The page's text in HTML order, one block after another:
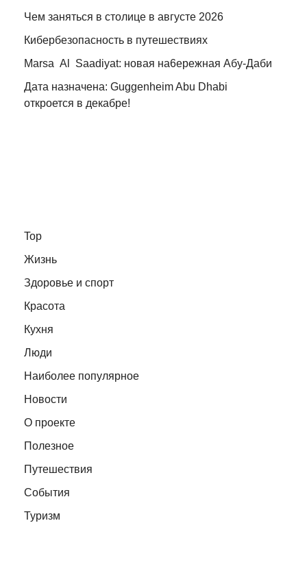
Чем заняться в столице в августе 2026
Кибербезопасность в путешествиях
Marsa Al Saadiyat: новая на6ережная Абу-Даби
Дата назначена: Guggenheim Abu Dhabi
откроется в декабре!
Top
Жизнь
Здоровье и спорт
Красота
Кухня
Люди
Наиболее популярное
Новости
О проекте
Полезное
Путешествия
События
Туризм